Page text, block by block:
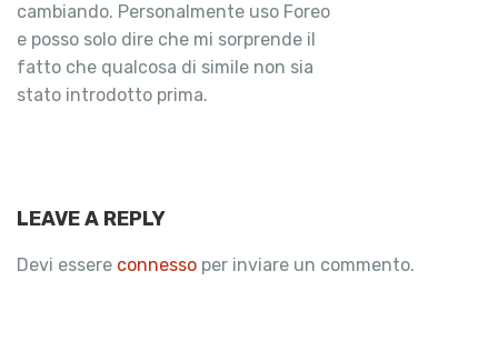
cambiando. Personalmente uso Foreo
e posso solo dire che mi sorprende il
fatto che qualcosa di simile non sia
stato introdotto prima.
LEAVE A REPLY
Devi essere connesso per inviare un commento.